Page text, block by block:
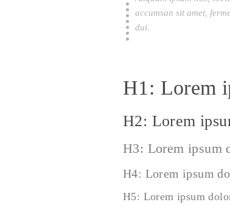
accumsan sit amet,
dui.
H1: Lorem
H2: Lorem
H3: Lorem ipsum
H4: Lorem ipsum
H5: Lorem ipsum